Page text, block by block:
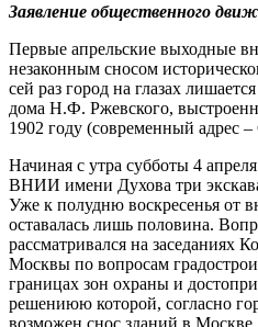
Заявление общественного
Первые апрельские выходные
незаконным сносом
сей раз город на глазах
дома Н.Ф. Ржевского,
1902 году (современный адрес
Начиная с утра субботы 4
ВНИИ имени Духова три
Уже к полудню воскресенья от
оставалась лишь половина.
рассматривался на заседаниях
Москвы по вопросам
границах зон охраны и
решениюю которой, согласно
возможен снос зданий в Москве.